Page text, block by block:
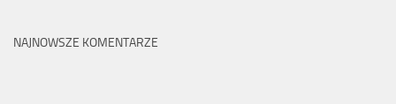
NAJNOWSZE KOMENTARZE